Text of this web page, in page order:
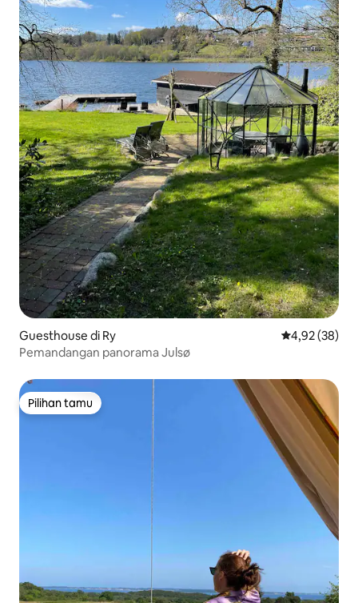
Guesthouse di Ry Nilai rata-rata
4,92 (38)
Pemandangan panorama Julsø
Pilihan tamu
Pilihan tamu